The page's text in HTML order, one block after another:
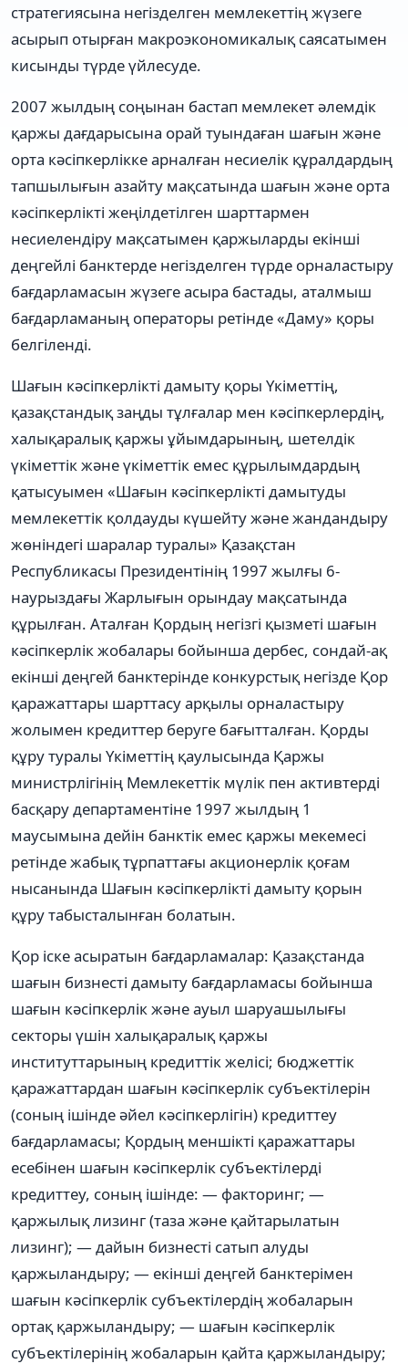
стратегиясына негізделген мемлекеттің жүзеге
асырып отырған макроэкономикалық саясатымен
кисынды түрде үйлесуде.
2007 жылдың соңынан бастап мемлекет əлемдік
қаржы дағдарысына орай туындаған шағын жəне
орта кəсіпкерлікке арналған несиелік құралдардың
тапшылығын азайту мақсатында шағын жəне орта
кəсіпкерлікті жеңілдетілген шарттармен
несиелендіру мақсатымен қаржыларды екінші
деңгейлі банктерде негізделген түрде орналастыру
бағдарламасын жүзеге асыра бастады, аталмыш
бағдарламаның операторы ретінде «Даму» қоры
белгіленді.
Шағын кəсіпкерлікті дамыту қоры Үкіметтің,
қазақстандық заңды тұлғалар мен кəсіпкерлердің,
халықаралық қаржы ұйымдарының, шетелдік
үкіметтік жəне үкіметтік емес құрылымдардың
қатысуымен «Шағын кəсіпкерлікті дамытуды
мемлекеттік қолдауды күшейту жəне жандандыру
жөніндегі шаралар туралы» Қазақстан
Республикасы Президентінің 1997 жылғы 6-
наурыздағы Жарлығын орындау мақсатында
құрылған. Аталған Қордың негізгі қызметі шағын
кəсіпкерлік жобалары бойынша дербес, сондай-ақ
екінші деңгей банктерінде конкурстық негізде Қор
қаражаттары шарттасу арқылы орналастыру
жолымен кредиттер беруге бағытталған. Қорды
құру туралы Үкіметтің қаулысында Қаржы
министрлігінің Мемлекеттік мүлік пен активтерді
басқару департаментіне 1997 жылдың 1
маусымына дейін банктік емес қаржы мекемесі
ретінде жабық тұрпаттағы акционерлік қоғам
нысанында Шағын кəсіпкерлікті дамыту қорын
құру табысталынған болатын.
Қор іске асыратын бағдарламалар: Қазақстанда
шағын бизнесті дамыту бағдарламасы бойынша
шағын кəсіпкерлік жəне ауыл шаруашылығы
секторы үшін халықаралық қаржы
институттарының кредиттік желісі; бюджеттік
қаражаттардан шағын кəсіпкерлік субъектілерін
(соның ішінде əйел кəсіпкерлігін) кредиттеу
бағдарламасы; Қордың меншікті қаражаттары
есебінен шағын кəсіпкерлік субъектілерді
кредиттеу, соның ішінде: — факторинг; —
қаржылық лизинг (таза жəне қайтарылатын
лизинг); — дайын бизнесті сатып алуды
қаржыландыру; — екінші деңгей банктерімен
шағын кəсіпкерлік субъектілердің жобаларын
ортақ қаржыландыру; — шағын кəсіпкерлік
субъектілерінің жобаларын қайта қаржыландыру;